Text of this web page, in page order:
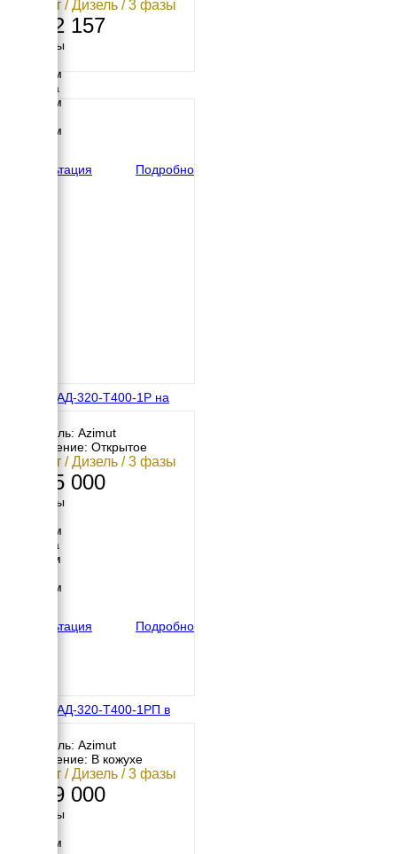
334 кВт / Дизель / 3 фазы
4 552 157
Размеры
3300 мм
Ширина
1400 мм
1965 мм
Консультация
Подробно
Азимут АД-320-Т400-1Р на
Двигатель: Azimut
Исполнение: Открытое
320 кВт / Дизель / 3 фазы
2 205 000
Размеры
3120 мм
Ширина
1160 мм
1650 мм
Консультация
Подробно
Азимут АД-320-Т400-1РП в
Двигатель: Azimut
Исполнение: В кожухе
320 кВт / Дизель / 3 фазы
2 609 000
Размеры
4300 мм